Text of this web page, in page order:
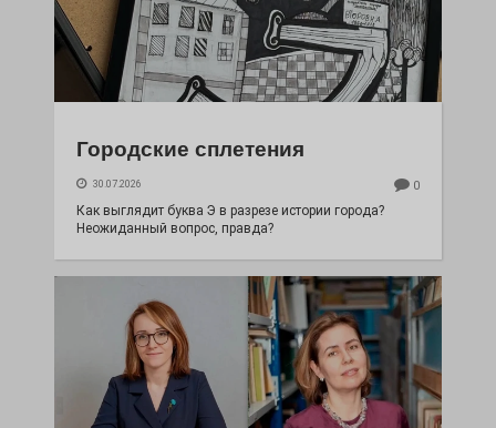
Городские сплетения
30.07.2026 0
Как выглядит буква Э в разрезе истории города?
Неожиданный вопрос, правда?